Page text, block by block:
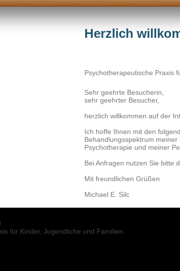
Herzlich
Psychotherapeutische Praxis
Sehr geehrte Besucherin,
sehr geehrter Besucher,
herzlich willkommen auf der
Ich hoffe Ihnen mit den
Behandlungsspektrum
Psychotherapie und meiner
Bei Anfragen nutzen Sie bitte
Mit freundlichen Grüßen
Michael E. Silc
für Kinder, Jugendliche und Familien